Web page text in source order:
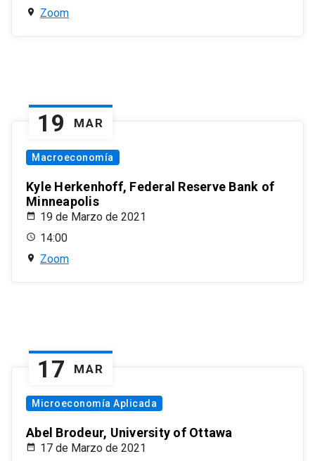
Zoom
19 MAR
Macroeconomía
Kyle Herkenhoff, Federal Reserve Bank of
Minneapolis
19 de Marzo de 2021
14:00
Zoom
17 MAR
Microeconomía Aplicada
Abel Brodeur, University of Ottawa
17 de Marzo de 2021